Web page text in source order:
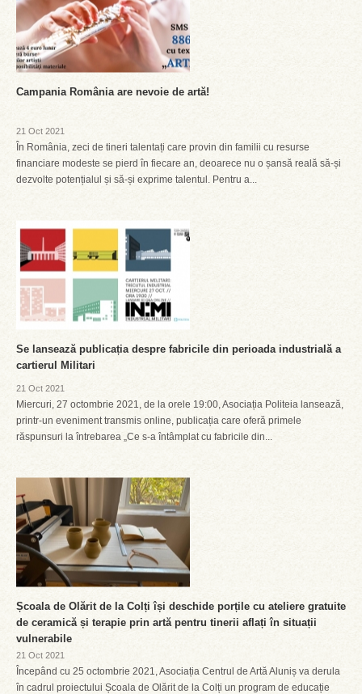
Campania România are nevoie de artă!
21 Oct 2021
În România, zeci de tineri talentați care provin din familii cu resurse
financiare modeste se pierd în fiecare an, deoarece nu o șansă reală să-și
dezvolte potențialul și să-și exprime talentul. Pentru a...
Se lansează publicația despre fabricile din perioada industrială a
cartierul Militari
21 Oct 2021
Miercuri, 27 octombrie 2021, de la orele 19:00, Asociația Politeia lansează,
printr-un eveniment transmis online, publicația care oferă primele
răspunsuri la întrebarea „Ce s-a întâmplat cu fabricile din...
Școala de Olărit de la Colți își deschide porțile cu ateliere gratuite
de ceramică și terapie prin artă pentru tinerii aflați în situații
vulnerabile
21 Oct 2021
Începând cu 25 octombrie 2021, Asociația Centrul de Artă Aluniș va derula
în cadrul proiectului Școala de Olărit de la Colți un program de educație